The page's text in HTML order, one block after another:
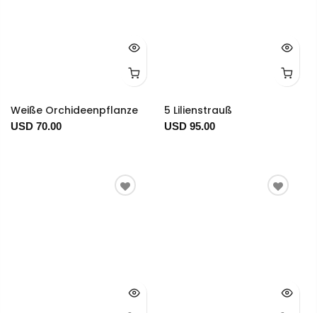
Weiße Orchideenpflanze
USD 70.00
5 Lilienstrauß
USD 95.00